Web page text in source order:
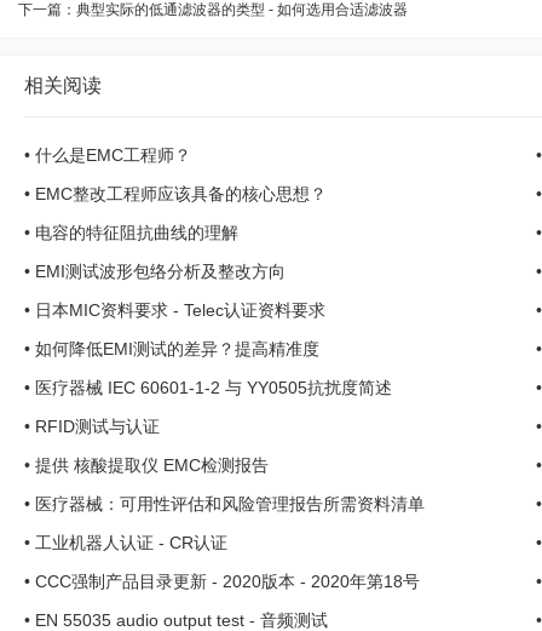
下一篇： 典型实际的低通滤波器的类型 - 如何选用合适滤波器
相关阅读
• 什么是EMC工程师？
• EMC整改工程师应该具备的核心思想？
• 电容的特征阻抗曲线的理解
• EMI测试波形包络分析及整改方向
• 日本MIC资料要求 - Telec认证资料要求
• 如何降低EMI测试的差异？提高精准度
• 医疗器械 IEC 60601-1-2 与 YY0505抗扰度简述
• RFID测试与认证
• 提供 核酸提取仪 EMC检测报告
• 医疗器械：可用性评估和风险管理报告所需资料清单
• 工业机器人认证 - CR认证
• CCC强制产品目录更新 - 2020版本 - 2020年第18号
• EN 55035 audio output test - 音频测试